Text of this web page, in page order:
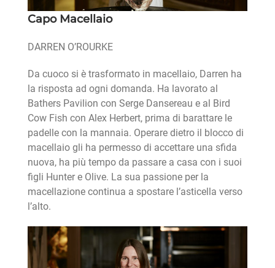
Capo Macellaio
DARREN O’ROURKE
Da cuoco si è trasformato in macellaio, Darren ha
la risposta ad ogni domanda. Ha lavorato al
Bathers Pavilion con Serge Dansereau e al Bird
Cow Fish con Alex Herbert, prima di barattare le
padelle con la mannaia. Operare dietro il blocco di
macellaio gli ha permesso di accettare una sfida
nuova, ha più tempo da passare a casa con i suoi
figli Hunter e Olive. La sua passione per la
macellazione continua a spostare l’asticella verso
l’alto.